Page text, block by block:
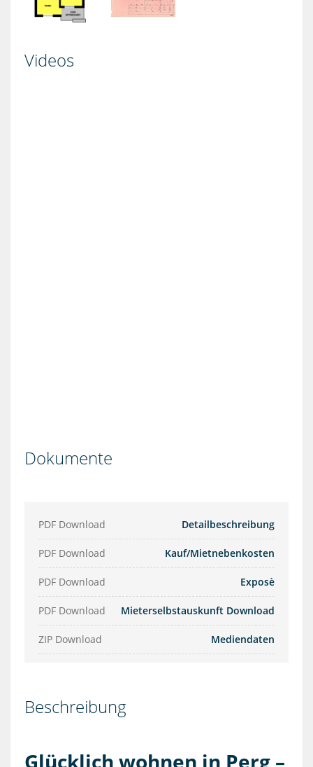
Videos
Dokumente
PDF Download Detailbeschreibung
PDF Download Kauf/Mietnebenkosten
PDF Download Exposè
PDF Download Mieterselbstauskunft Download
ZIP Download Mediendaten
Beschreibung